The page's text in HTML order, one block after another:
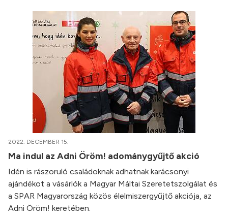
2022. DECEMBER 15.
Ma indul az Adni Öröm! adománygyűjtő akció
Idén is rászoruló családoknak adhatnak karácsonyi
ajándékot a vásárlók a Magyar Máltai Szeretetszolgálat és
a SPAR Magyarország közös élelmiszergyűjtő akciója, az
Adni Öröm! keretében.